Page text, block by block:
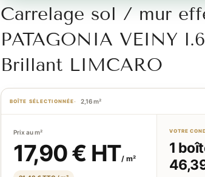
Carrelage sol / mur
PATAGONIA VEINY
Brillant LIMCARO
BOÎTE SÉLECTIONNÉE 2,16 m²
Prix au m²
17,90 € HT/ m²
VOTRE
1